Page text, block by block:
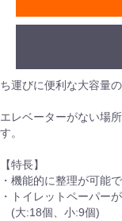
ち運びに便利な大容量
エレベーターがない場
す。
【特長】
・機能的に整理が可能で
・トイレットペーパー
(大:18個、小:9個)